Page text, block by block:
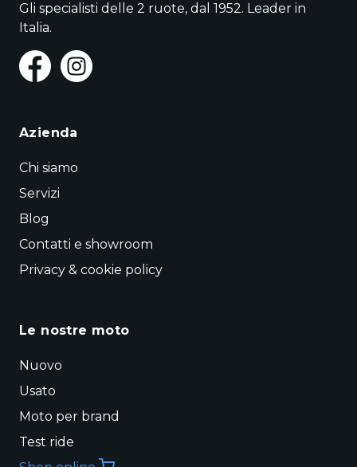
Gli specialisti delle 2 ruote, dal 1952. Leader in
Italia.
Azienda
Chi siamo
Servizi
Blog
Contatti e showroom
Privacy & cookie policy
Le nostre moto
Nuovo
Usato
Moto per brand
Test ride